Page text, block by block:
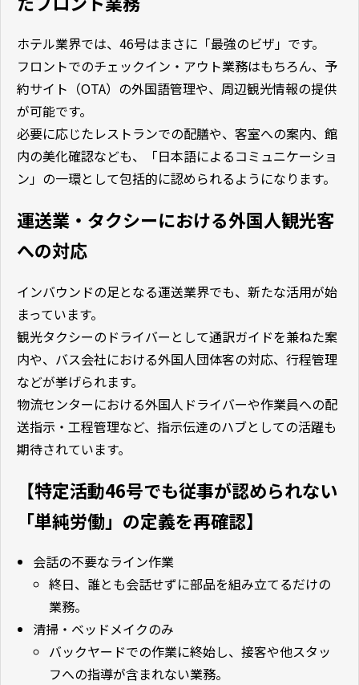
ホテル業界では、46号はまさに「最強のビザ」です。
フロントでのチェックイン・アウト業務はもちろん、予
約サイト（OTA）の外国語管理や、周辺観光情報の提供
が可能です。
必要に応じたレストランでの配膳や、客室への案内、館
内の美化確認なども、「日本語によるコミュニケーショ
ン」の一環として包括的に認められるようになります。
運送業・タクシーにおける外国人観光客
への対応
インバウンドの足となる運送業界でも、新たな活用が始
まっています。
観光タクシーのドライバーとして通訳ガイドを兼ねた案
内や、バス会社における外国人団体客の対応、行程管理
などが挙げられます。
物流センターにおける外国人ドライバーや作業員への配
送指示・工程管理など、指示伝達のハブとしての活躍も
期待されています。
【特定活動46号でも従事が認められない
「単純労働」の定義を再確認】
会話の不要なライン作業
終日、誰とも会話せずに部品を組み立てるだけの
業務。
清掃・ベッドメイクのみ
バックヤードでの作業に終始し、接客や他スタッ
フへの指導が含まれない業務。